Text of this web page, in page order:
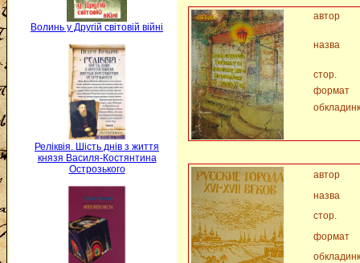
Волинь у Другій світовій війні
Реліквія. Шість днів з життя
князя Василя-Костянтина
Острозького
автор
назва
стор.
формат
автор
назва
стор.
формат